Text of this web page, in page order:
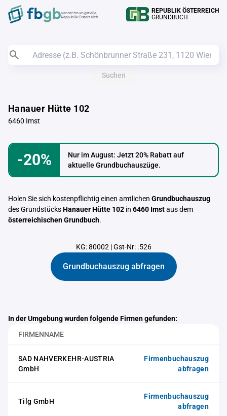
Verrechnungstelle
Republik Österreich
REPUBLIK ÖSTERREICH
GRUNDBUCH
Suchen
Hanauer Hütte 102
6460 Imst
-20%
Nur im August: Jetzt 20% Rabatt auf
aktuelle Grundbuchauszüge.
Holen Sie sich kostenpflichtig einen amtlichen Grundbuchauszug
des GrundstücksHanauer Hütte 102 in 6460 Imstaus dem
österreichischen Grundbuch.
KG: 80002 |Gst-Nr: .526
Grundbuchauszug abfragen
In der Umgebung wurden folgende Firmen gefunden:
FIRMENNAME
SAD NAHVERKEHR-AUSTRIA
GmbH
Firmenbuchauszug
abfragen
Tilg GmbH
Firmenbuchauszug
abfragen